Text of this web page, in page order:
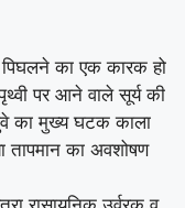
पिघलने का एक कारक हो
पर आने वाले सूर्य की
का मुख्य घटक काला
तापमान का अवशोषण